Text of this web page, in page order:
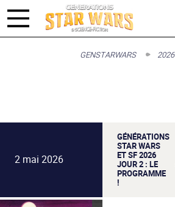
GENSTARWARS 2026
2 mai 2026
GÉNÉRATIONS
STAR WARS
ET SF 2026
JOUR 2 : LE
PROGRAMME
!